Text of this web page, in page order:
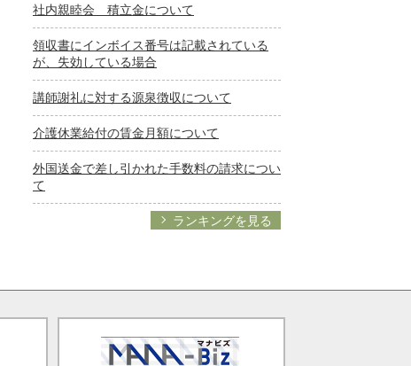
社内親睦会 積立金について
領収書にインボイス番号は記載されている
が、失効している場合
講師謝礼に対する源泉徴収について
介護休業給付の賃金月額について
外国送金で差し引かれた手数料の請求につい
て
ランキングを見る